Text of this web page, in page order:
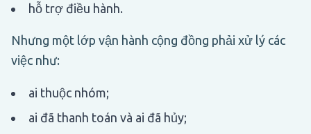
hỗ trợ điều hành.
Nhưng một lớp vận hành cộng đồng phải xử lý các
việc như:
ai thuộc nhóm;
ai đã thanh toán và ai đã hủy;